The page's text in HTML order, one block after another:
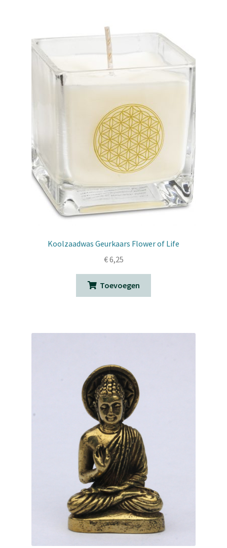
Koolzaadwas Geurkaars Flower of Life
€6,25
Toevoegen